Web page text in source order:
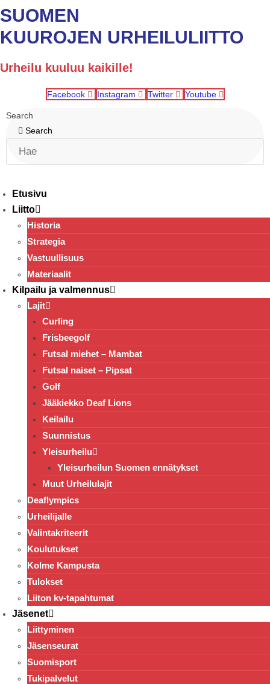
SUOMEN
KUUROJEN URHEILULIITTO
Urheilu kuuluu kaikille!
Facebook Instagram Twitter Youtube
Search
Search
Etusivu
Liitto
Historia
Strategia
Vastuullisuus
Materiaalit
Kilpailu ja valmennus
Lajit
Curling
Frisbeegolf
Futsal miehet – Mambat
Futsal naiset – Pipsat
Golf
Jääkiekko Deaf Lions
Keilailu
Suunnistus
Yleisurheilu
Yleisurheilun Suomen ennätykset
Muut Urheilulajit
Deaflympics
Urheilijalle
Valintakriteerit
Koulutukset
Kolme Kampusta
Tulokset
Liiton kv-tapahtumat
Jäsenet
Liittyminen
Jäsenseurat
Suomisport
Tukipalvelut